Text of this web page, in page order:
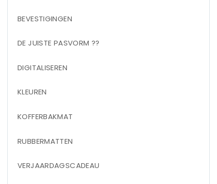
BEVESTIGINGEN
DE JUISTE PASVORM ??
DIGITALISEREN
KLEUREN
KOFFERBAKMAT
RUBBERMATTEN
VERJAARDAGSCADEAU